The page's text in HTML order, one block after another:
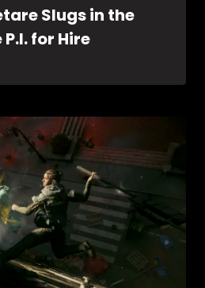
Slugs in the
for Hire